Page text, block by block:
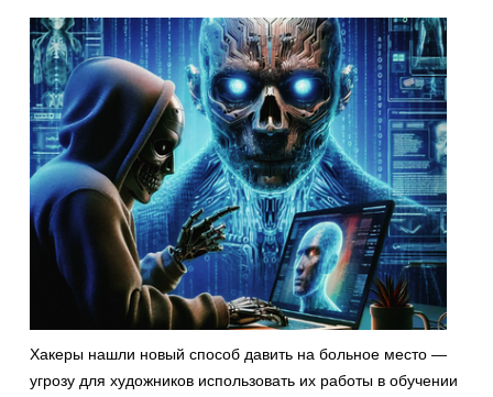
Хакеры нашли новый способ давить на больное место —
угрозу для художников использовать их работы в обучении